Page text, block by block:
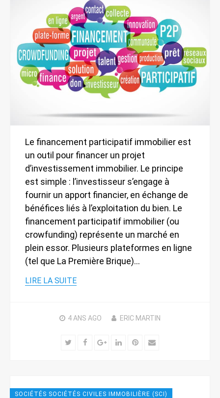
Le financement participatif immobilier est
un outil pour financer un projet
d’investissement immobilier. Le principe
est simple : l’investisseur s’engage à
fournir un apport financier, en échange de
bénéfices liés à l’exploitation du bien. Le
financement participatif immobilier (ou
crowfunding) représente un marché en
plein essor. Plusieurs plateformes en ligne
(tel que La Première Brique)…
LIRE LA SUITE
4 ANS AGO ERIC MARTIN
TwitterFacebookGoogle+
LinkedInPinterest
Email
SOCIÉTÉS SOCIÉTÉS CIVILES IMMOBILIÈRE (SCI)